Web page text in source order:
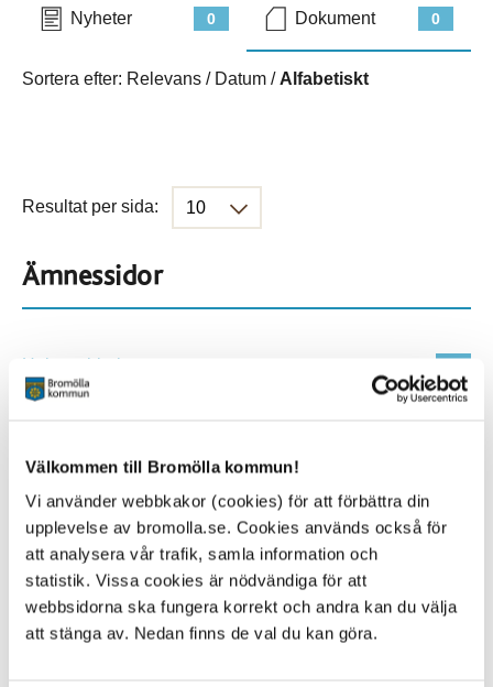
Välkommen till Bromölla kommun!
Vi använder webbkakor (cookies) för att förbättra din
upplevelse av bromolla.se. Cookies används också för
att analysera vår trafik, samla information och
statistik. Vissa cookies är nödvändiga för att
webbsidorna ska fungera korrekt och andra kan du välja
att stänga av. Nedan finns de val du kan göra.
0
Nyheter 0
Dokument
Sortera efter: Relevans / Datum / Alfabetiskt
Resultat per sida:
Ämnessidor
Hela webbplatsen
114
Alla platser